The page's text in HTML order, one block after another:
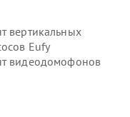
вертикальных
Eufy
видеодомофонов